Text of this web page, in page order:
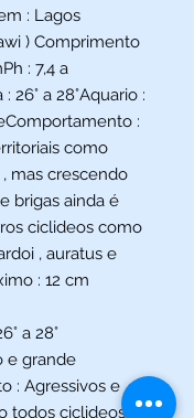
: Lagos
) Comprimento
: 7,4 a
26° a 28°Aquario :
:
como
mas crescendo
brigas ainda é
ciclideos como
, auratus e
: 12 cm
a 28°
e grande
: Agressivos e
todos ciclideos ,